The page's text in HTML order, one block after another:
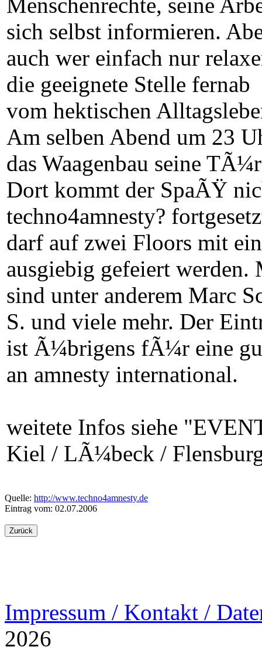
sich selbst informieren.
auch wer einfach nur
die geeignete Stelle fernab
vom hektischen
Am selben Abend um 23
das Waagenbau seine
Dort kommt der SpaÃŸ
techno4amnesty?
darf auf zwei Floors mit
ausgiebig gefeiert werden.
sind unter anderem Marc
S. und viele mehr. Der
ist Ã¼brigens fÃ¼r eine
an amnesty international.
weitete Infos siehe
Kiel / LÃ¼beck /
Quelle: http://www.techno4amnesty.de
Eintrag vom: 02.07.2006
Impressum / Kontakt /
2026